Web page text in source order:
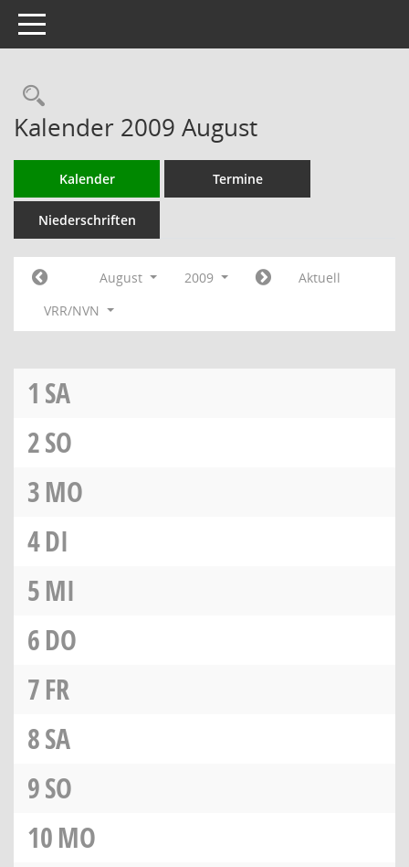
Toggle navigation
Rechercheauswahl
Kalender 2009 August
Kalender Termine
Niederschriften
August 2009
Aktuell
VRR/NVN
1 SA
2SO
3MO
4DI
5MI
6DO
7FR
8SA
9SO
10MO